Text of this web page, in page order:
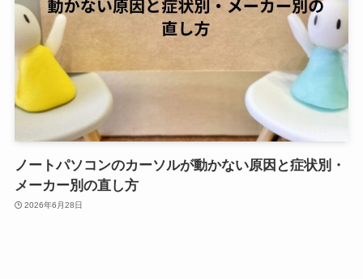
ノートパソコンのカーソルが動かない原因と症状別・
メーカー別の直し方
2026年6月28日